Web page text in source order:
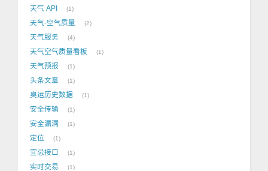
天气 API 1
天气-空气质量 2
天气服务 4
天气空气质量看板 1
天气预报 1
头条文章 1
奥运历史数据 1
安全传输 1
安全漏洞 1
定位 1
宜忌接口 1
实时交易 1